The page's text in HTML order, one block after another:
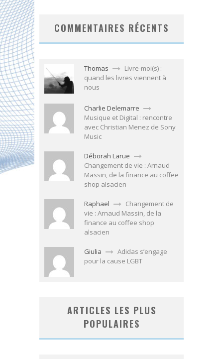
COMMENTAIRES RÉCENTS
Thomas
Livre-moi(s) :
quand les livres viennent à
nous
Charlie Delemarre
Musique et Digital : rencontre
avec Christian Menez de Sony
Music
Déborah Larue
Changement de vie : Arnaud
Massin, de la finance au coffee
shop alsacien
Raphael
Changement de
vie : Arnaud Massin, de la
finance au coffee shop
alsacien
Giulia
Adidas s’engage
pour la cause LGBT
ARTICLES LES PLUS
POPULAIRES